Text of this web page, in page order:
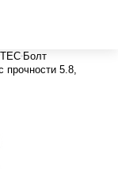
Болт
5.8,